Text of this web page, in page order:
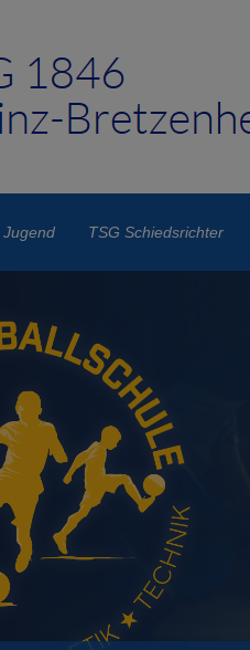
Jugend TSG Schiedsrichter